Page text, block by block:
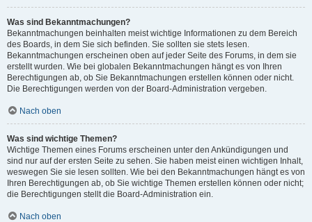
Was sind Bekanntmachungen?
Bekanntmachungen beinhalten meist wichtige Informationen zu dem Bereich
des Boards, in dem Sie sich befinden. Sie sollten sie stets lesen.
Bekanntmachungen erscheinen oben auf jeder Seite des Forums, in dem sie
erstellt wurden. Wie bei globalen Bekanntmachungen hängt es von Ihren
Berechtigungen ab, ob Sie Bekanntmachungen erstellen können oder nicht.
Die Berechtigungen werden von der Board-Administration vergeben.
Nach oben
Was sind wichtige Themen?
Wichtige Themen eines Forums erscheinen unter den Ankündigungen und
sind nur auf der ersten Seite zu sehen. Sie haben meist einen wichtigen Inhalt,
weswegen Sie sie lesen sollten. Wie bei den Bekanntmachungen hängt es von
Ihren Berechtigungen ab, ob Sie wichtige Themen erstellen können oder nicht;
die Berechtigungen stellt die Board-Administration ein.
Nach oben